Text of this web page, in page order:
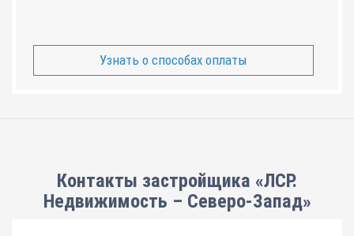
Узнать о способах оплаты
Контакты застройщика «ЛСР.
Недвижимость – Северо-Запад»